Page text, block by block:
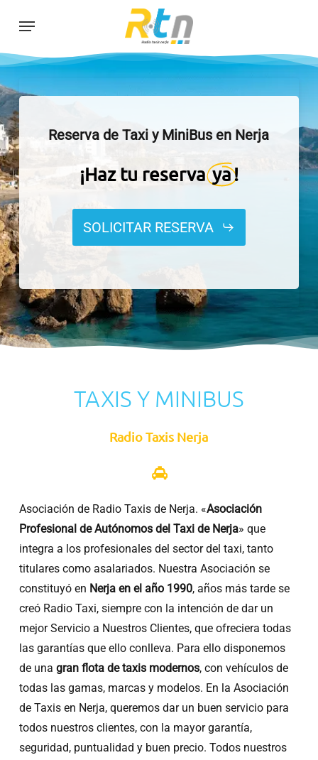
content
Menu
Reserva de Taxi y MiniBus en Nerja
¡Haz tu reservaya!
SOLICITAR RESERVA
TAXIS Y MINIBUS
Radio Taxis Nerja
Asociación de Radio Taxis de Nerja. «Asociación
Profesional de Autónomos del Taxi de Nerja» que
integra a los profesionales del sector del taxi, tanto
titulares como asalariados. Nuestra Asociación se
constituyó en Nerja en el año 1990, años más tarde se
creó Radio Taxi, siempre con la intención de dar un
mejor Servicio a Nuestros Clientes, que ofreciera todas
las garantías que ello conlleva. Para ello disponemos
de una gran flota de taxis modernos, con vehículos de
todas las gamas, marcas y modelos. En la Asociación
de Taxis en Nerja, queremos dar un buen servicio para
todos nuestros clientes, con la mayor garantía,
seguridad, puntualidad y buen precio. Todos nuestros